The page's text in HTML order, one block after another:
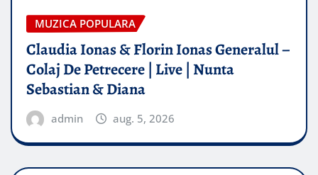
MUZICA POPULARA
Claudia Ionas & Florin Ionas Generalul –
Colaj De Petrecere | Live | Nunta
Sebastian & Diana
admin aug. 5, 2026